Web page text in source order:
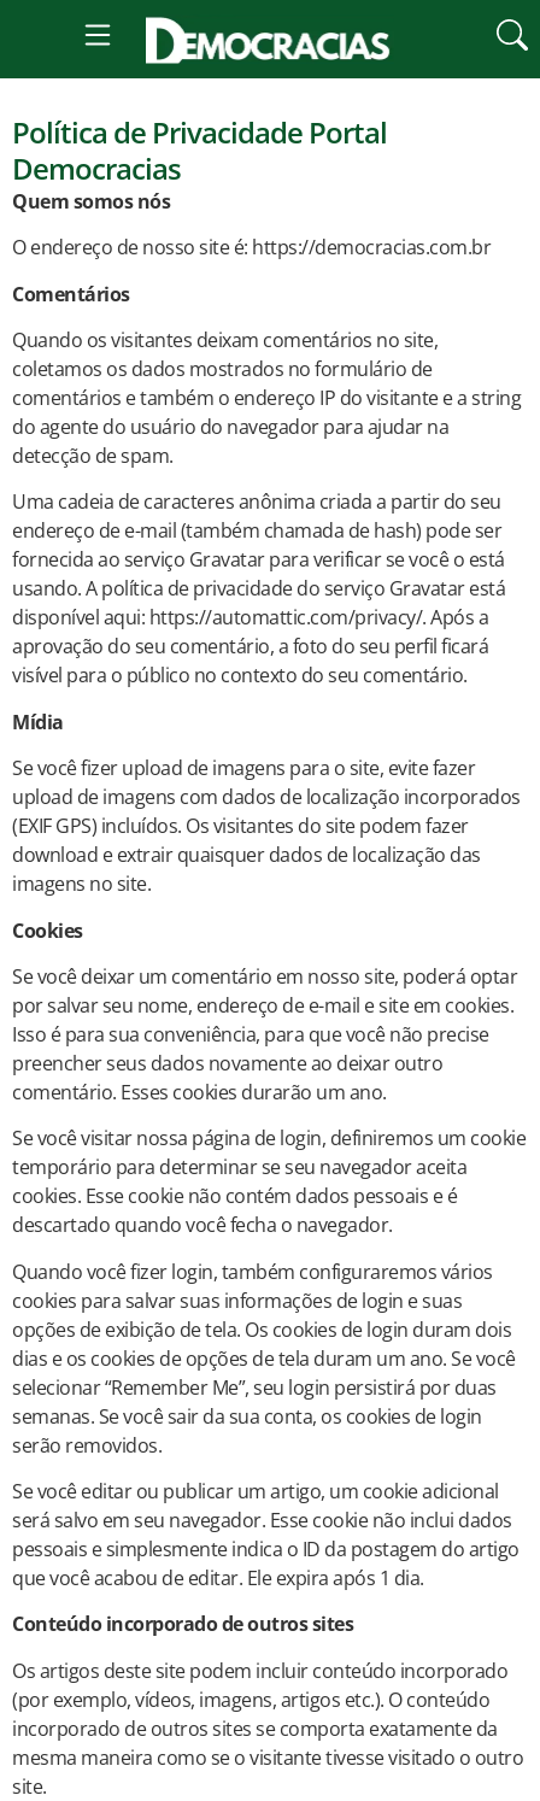
Política de Privacidade Portal
Democracias
Quem somos nós
O endereço de nosso site é: https://democracias.com.br
Comentários
Quando os visitantes deixam comentários no site,
coletamos os dados mostrados no formulário de
comentários e também o endereço IP do visitante e a string
do agente do usuário do navegador para ajudar na
detecção de spam.
Uma cadeia de caracteres anônima criada a partir do seu
endereço de e-mail (também chamada de hash) pode ser
fornecida ao serviço Gravatar para verificar se você o está
usando. A política de privacidade do serviço Gravatar está
disponível aqui: https://automattic.com/privacy/. Após a
aprovação do seu comentário, a foto do seu perfil ficará
visível para o público no contexto do seu comentário.
Mídia
Se você fizer upload de imagens para o site, evite fazer
upload de imagens com dados de localização incorporados
(EXIF GPS) incluídos. Os visitantes do site podem fazer
download e extrair quaisquer dados de localização das
imagens no site.
Cookies
Se você deixar um comentário em nosso site, poderá optar
por salvar seu nome, endereço de e-mail e site em cookies.
Isso é para sua conveniência, para que você não precise
preencher seus dados novamente ao deixar outro
comentário. Esses cookies durarão um ano.
Se você visitar nossa página de login, definiremos um cookie
temporário para determinar se seu navegador aceita
cookies. Esse cookie não contém dados pessoais e é
descartado quando você fecha o navegador.
Quando você fizer login, também configuraremos vários
cookies para salvar suas informações de login e suas
opções de exibição de tela. Os cookies de login duram dois
dias e os cookies de opções de tela duram um ano. Se você
selecionar “Remember Me”, seu login persistirá por duas
semanas. Se você sair da sua conta, os cookies de login
serão removidos.
Se você editar ou publicar um artigo, um cookie adicional
será salvo em seu navegador. Esse cookie não inclui dados
pessoais e simplesmente indica o ID da postagem do artigo
que você acabou de editar. Ele expira após 1 dia.
Conteúdo incorporado de outros sites
Os artigos deste site podem incluir conteúdo incorporado
(por exemplo, vídeos, imagens, artigos etc.). O conteúdo
incorporado de outros sites se comporta exatamente da
mesma maneira como se o visitante tivesse visitado o outro
site.